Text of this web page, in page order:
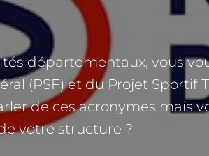
départementaux, vous
(PSF) et du Projet Sportif
de ces acronymes mais
votre structure ?